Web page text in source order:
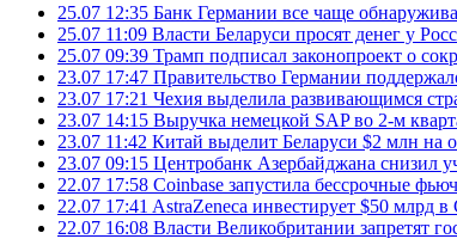
25.07 12:35 Банк Германии все чаще
25.07 11:09 Власти Беларуси просят денег у
25.07 09:39 Трамп подписал законопроект о
23.07 17:47 Правительство Германии
23.07 17:21 Чехия выделила развивающимся
23.07 14:15 Выручка немецкой SAP во 2-м
23.07 11:42 Китай выделит Беларуси $2 млн на
23.07 09:15 Центробанк Азербайджана снизил
22.07 17:58 Coinbase запустила бессрочные
22.07 17:41 AstraZeneca инвестирует $50
22.07 16:08 Власти Великобритании запретят